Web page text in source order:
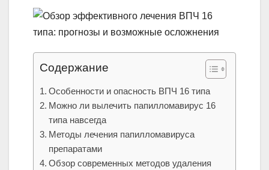
Содержание
Особенности и опасность ВПЧ 16 типа
Можно ли вылечить папилломавирус 16
типа навсегда
Методы лечения папилломавируса
препаратами
Обзор современных методов удаления